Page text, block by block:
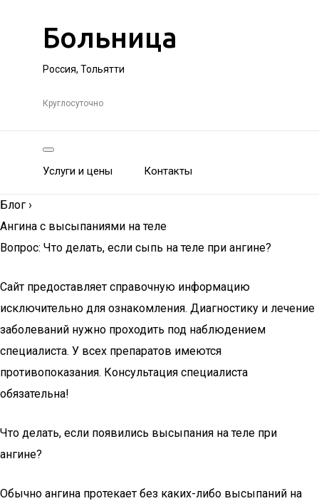
Больница
Россия, Тольятти
Круглосуточно
Услуги и цены Контакты
Блог ›
Ангина с высыпаниями на теле
Вопрос: Что делать, если сыпь на теле при ангине?
Сайт предоставляет справочную информацию
исключительно для ознакомления. Диагностику и лечение
заболеваний нужно проходить под наблюдением
специалиста. У всех препаратов имеются
противопоказания. Консультация специалиста
обязательна!
Что делать, если появились высыпания на теле при
ангине?
Обычно ангина протекает без каких-либо высыпаний на